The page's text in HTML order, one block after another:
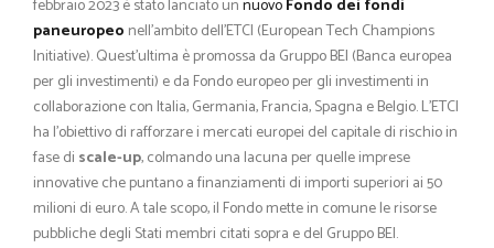
febbraio 2023 è stato lanciato unnuovoFondo dei fondi
paneuropeo nell’ambito dell’ETCI (European Tech Champions
Initiative). Quest’ultima è promossa da Gruppo BEI (Banca europea
per gli investimenti) e da Fondo europeo per gli investimenti in
collaborazione con Italia, Germania, Francia, Spagna e Belgio. L’ETCI
ha l’obiettivo di rafforzare i mercati europei del capitale di rischio in
fase di scale-up, colmando una lacuna per quelle imprese
innovative che puntano a finanziamenti di importi superiori ai 50
milioni di euro. A tale scopo, il Fondo mette in comune le risorse
pubbliche degli Stati membri citati sopra e del Gruppo BEI.